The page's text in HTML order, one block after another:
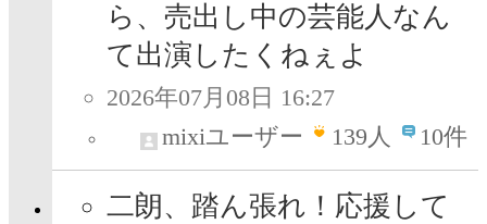
ら、売出し中の芸能人なん
て出演したくねぇよ
2026年07月08日 16:27
mixiユーザー
139人 10件
二朗、踏ん張れ！応援して